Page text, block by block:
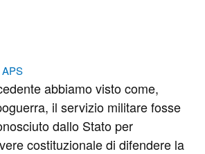
abbiamo visto come,
il servizio militare fosse
dallo Stato per
costituzionale di difendere la